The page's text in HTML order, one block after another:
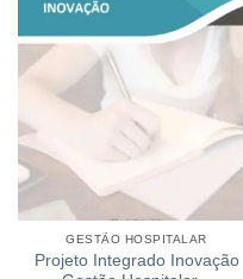
GESTÃO HOSPITALAR
Projeto Integrado Inovação